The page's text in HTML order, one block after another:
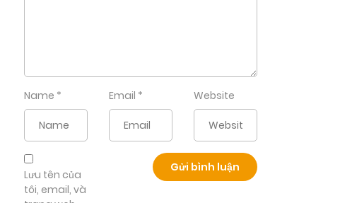
Name * Email * Website
Lưu tên của
tôi, email, và